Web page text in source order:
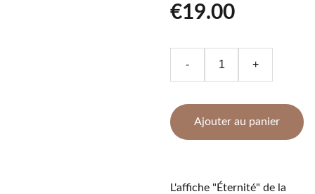
€19.00
- +
Ajouter au panier
L'affiche "Éternité" de la